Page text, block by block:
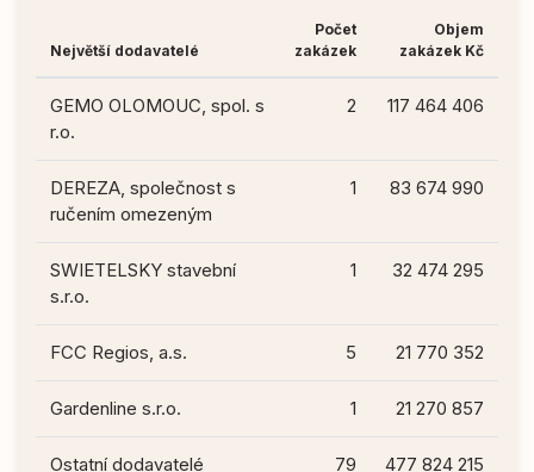
Největší dodavatelé
Počet
zakázek
Objem
zakázek Kč
GEMO OLOMOUC, spol. s
r.o.
2 117 464 406
DEREZA, společnost s
ručením omezeným
1 83 674 990
SWIETELSKY stavební
s.r.o.
1 32 474 295
FCC Regios, a.s. 5 21 770 352
Gardenline s.r.o. 1 21 270 857
Ostatní dodavatelé 79 477 824 215